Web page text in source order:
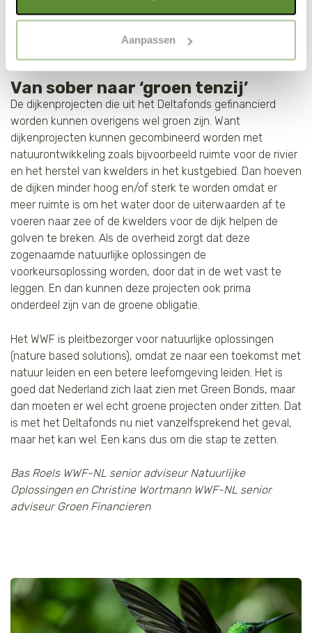
met een optimaal gebruik van de website. Als je niet alle
"selectie toestaan" of "alleen noodzakelijke cookies", wat
wel gevolgen kan hebben voor de gebruiksvriendelijkheid
op "Cookie instellingen". Lees voor meer informatie
onzeCookie Policy.
Aanpassen
hoeveelheid betonblokken. Weliswaar experimenteert men
daarbij met innovatieve betonmengsels die minder CO2
uitstoten, maar dit staat niet in verhouding tot de gemiste
Van sober naar ‘groen tenzij’
De dijkenprojecten die uit het Deltafonds gefinancierd
worden kunnen overigens wel groen zijn. Want
dijkenprojecten kunnen gecombineerd worden met
natuurontwikkeling zoals bijvoorbeeld ruimte voor de rivier
en het herstel van kwelders in het kustgebied. Dan hoeven
de dijken minder hoog en/of sterk te worden omdat er
meer ruimte is om het water door de uiterwaarden af te
voeren naar zee of de kwelders voor de dijk helpen de
golven te breken. Als de overheid zorgt dat deze
zogenaamde natuurlijke oplossingen de
voorkeursoplossing worden, door dat in de wet vast te
leggen. En dan kunnen deze projecten ook prima
onderdeel zijn van de groene obligatie.
Het WWF is pleitbezorger voor natuurlijke oplossingen
(nature based solutions), omdat ze naar een toekomst met
natuur leiden en een betere leefomgeving leiden. Het is
goed dat Nederland zich laat zien met Green Bonds, maar
dan moeten er wel echt groene projecten onder zitten. Dat
is met het Deltafonds nu niet vanzelfsprekend het geval,
maar het kan wel. Een kans dus om die stap te zetten.
Bas Roels WWF-NL senior adviseur Natuurlijke
Oplossingen en Christine WortmannWWF-NL senior
adviseur Groen Financieren